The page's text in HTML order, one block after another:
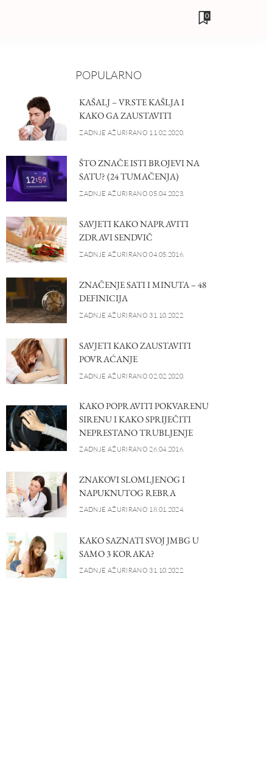
0
POPULARNO
KAŠALJ – VRSTE KAŠLJA I
KAKO GA ZAUSTAVITI
ZADNJE AŽURIRANO 11.02.2020.
ŠTO ZNAČE ISTI BROJEVI NA
SATU? (24 TUMAČENJA)
ZADNJE AŽURIRANO 05.04.2023.
SAVJETI KAKO NAPRAVITI
ZDRAVI SENDVIČ
ZADNJE AŽURIRANO 04.05.2016.
ZNAČENJE SATI I MINUTA – 48
DEFINICIJA
ZADNJE AŽURIRANO 31.10.2022.
SAVJETI KAKO ZAUSTAVITI
POVRAĆANJE
ZADNJE AŽURIRANO 02.02.2020.
KAKO POPRAVITI POKVARENU
SIRENU I KAKO SPRIJEČITI
NEPRESTANO TRUBLJENJE
ZADNJE AŽURIRANO 26.04.2016.
ZNAKOVI SLOMLJENOG I
NAPUKNUTOG REBRA
ZADNJE AŽURIRANO 18.01.2024.
KAKO SAZNATI SVOJ JMBG U
SAMO 3 KORAKA?
ZADNJE AŽURIRANO 31.10.2022.